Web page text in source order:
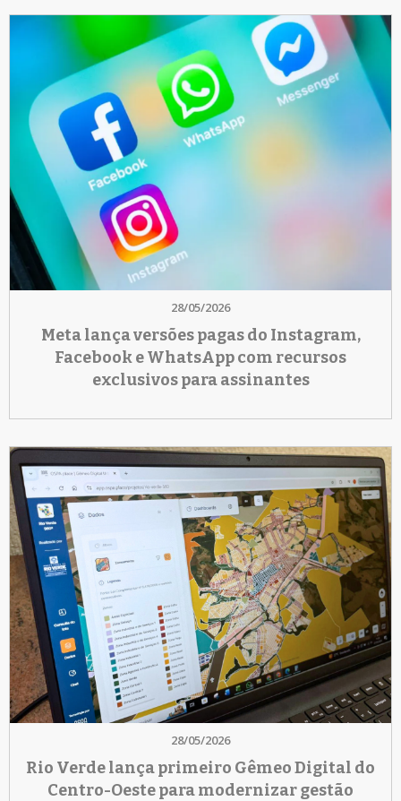
28/05/2026
Meta lança versões pagas do Instagram,
Facebook e WhatsApp com recursos
exclusivos para assinantes
28/05/2026
Rio Verde lança primeiro Gêmeo Digital do
Centro-Oeste para modernizar gestão